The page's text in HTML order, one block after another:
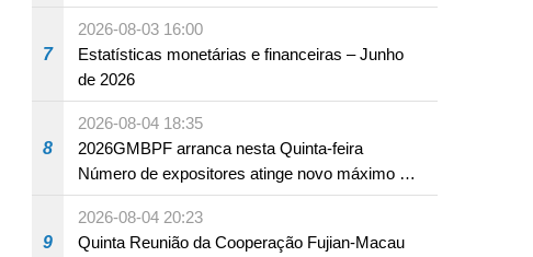
em Fuzhou
7
2026-08-03 16:00
Estatísticas monetárias e financeiras – Junho
de 2026
8
2026-08-04 18:35
2026GMBPF arranca nesta Quinta-feira
Número de expositores atinge novo máximo em
18 anos
9
2026-08-04 20:23
Quinta Reunião da Cooperação Fujian-Macau